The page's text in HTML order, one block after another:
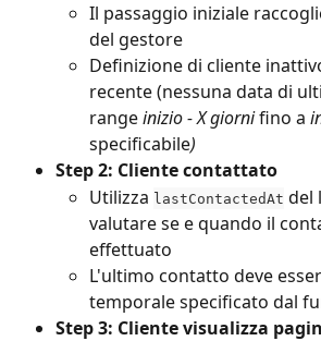
Il passaggio iniziale
del gestore
Definizione di cliente
recente (nessuna data di
range inizio - X giorni fino a
specificabile)
Step 2: Cliente contattato
Utilizza lastContactedAt del
valutare se e quando il
effettuato
L'ultimo contatto deve
temporale specificato dal
Step 3: Cliente visualizza